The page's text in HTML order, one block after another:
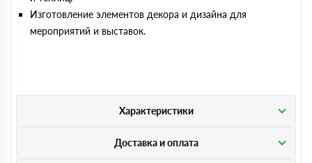
Изготовление элементов декора и дизайна для
мероприятий и выставок.
Характеристики
Доставка и оплата